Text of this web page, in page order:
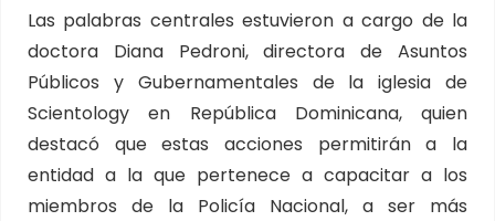
Las palabras centrales estuvieron a cargo de la
doctora Diana Pedroni, directora de Asuntos
Públicos y Gubernamentales de la iglesia de
Scientology en República Dominicana, quien
destacó que estas acciones permitirán a la
entidad a la que pertenece a capacitar a los
miembros de la Policía Nacional, a ser más